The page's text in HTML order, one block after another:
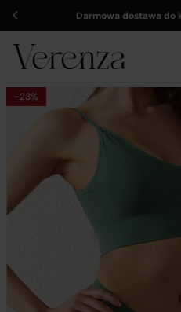
Darmowa dostawa do
-23%